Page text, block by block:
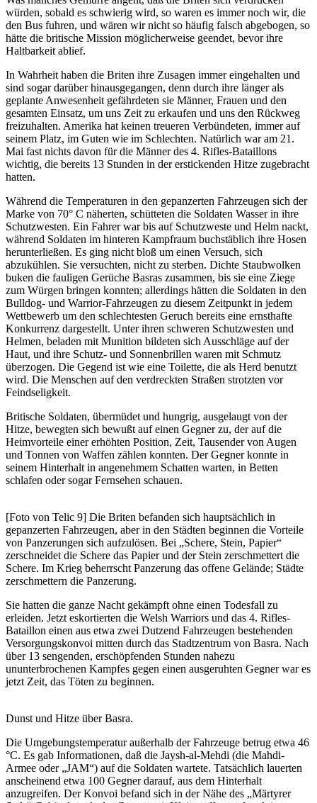
würden, sobald es schwierig wird, so waren es immer noch wir, die
den Bus fuhren, und wären wir nicht so häufig falsch abgebogen, so
hätte die britische Mission möglicherweise geendet, bevor ihre
Haltbarkeit ablief.
In Wahrheit haben die Briten ihre Zusagen immer eingehalten und
sind sogar darüber hinausgegangen, denn durch ihre länger als
geplante Anwesenheit gefährdeten sie Männer, Frauen und den
gesamten Einsatz, um uns Zeit zu erkaufen und uns den Rückweg
freizuhalten. Amerika hat keinen treueren Verbündeten, immer auf
seinem Platz, im Guten wie im Schlechten. Natürlich war am 21.
Mai fast nichts davon für die Männer des 4. Rifles-Bataillons
wichtig, die bereits 13 Stunden in der erstickenden Hitze zugebracht
hatten.
Während die Temperaturen in den gepanzerten Fahrzeugen sich der
Marke von 70° C näherten, schütteten die Soldaten Wasser in ihre
Schutzwesten. Ein Fahrer war bis auf Schutzweste und Helm nackt,
während Soldaten im hinteren Kampfraum buchstäblich ihre Hosen
herunterließen. Es ging nicht bloß um einen Versuch, sich
abzukühlen. Sie versuchten, nicht zu sterben. Dichte Staubwolken
buken die fauligen Gerüche Basras zusammen, bis sie eine Ziege
zum Würgen bringen konnten; allerdings hätten die Soldaten in den
Bulldog- und Warrior-Fahrzeugen zu diesem Zeitpunkt in jedem
Wettbewerb um den schlechtesten Geruch bereits eine ernsthafte
Konkurrenz dargestellt. Unter ihren schweren Schutzwesten und
Helmen, beladen mit Munition bildeten sich Ausschläge auf der
Haut, und ihre Schutz- und Sonnenbrillen waren mit Schmutz
überzogen. Die Gegend ist wie eine Toilette, die als Herd benutzt
wird. Die Menschen auf den verdreckten Straßen strotzten vor
Feindseligkeit.
Britische Soldaten, übermüdet und hungrig, ausgelaugt von der
Hitze, bewegten sich bewußt auf einen Gegner zu, der auf die
Heimvorteile einer erhöhten Position, Zeit, Tausender von Augen
und Tonnen von Waffen zählen konnten. Der Gegner konnte in
seinem Hinterhalt in angenehmem Schatten warten, in Betten
schlafen oder sogar Fernsehen schauen.
[Foto von Telic 9] Die Briten befanden sich hauptsächlich in
gepanzerten Fahrzeugen, aber in den Städten beginnen die Vorteile
von Panzerungen sich aufzulösen. Bei „Schere, Stein, Papier“
zerschneidet die Schere das Papier und der Stein zerschmettert die
Schere. Im Krieg beherrscht Panzerung das offene Gelände; Städte
zerschmettern die Panzerung.
Sie hatten die ganze Nacht gekämpft ohne einen Todesfall zu
erleiden. Jetzt eskortierten die Welsh Warriors und das 4. Rifles-
Bataillon einen aus etwa zwei Dutzend Fahrzeugen bestehenden
Versorgungskonvoi mitten durch das Stadtzentrum von Basra. Nach
über 13 sengenden, erschöpfenden Stunden nahezu
ununterbrochenen Kampfes gegen einen ausgeruhten Gegner war es
jetzt Zeit, das Töten zu beginnen.
Dunst und Hitze über Basra.
Die Umgebungstemperatur außerhalb der Fahrzeuge betrug etwa 46
°C. Es gab Informationen, daß die Jaysh-al-Mehdi (die Mahdi-
Armee oder „JAM“) auf die Soldaten wartete. Tatsächlich lauerten
anscheinend etwa 100 Gegner darauf, aus dem Hinterhalt
anzugreifen. Der Konvoi befand sich in der Nähe des „Märtyrer